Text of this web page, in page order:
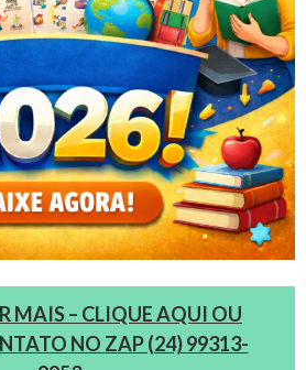
MAIS – CLIQUE AQUI OU
NO ZAP (24) 99313-